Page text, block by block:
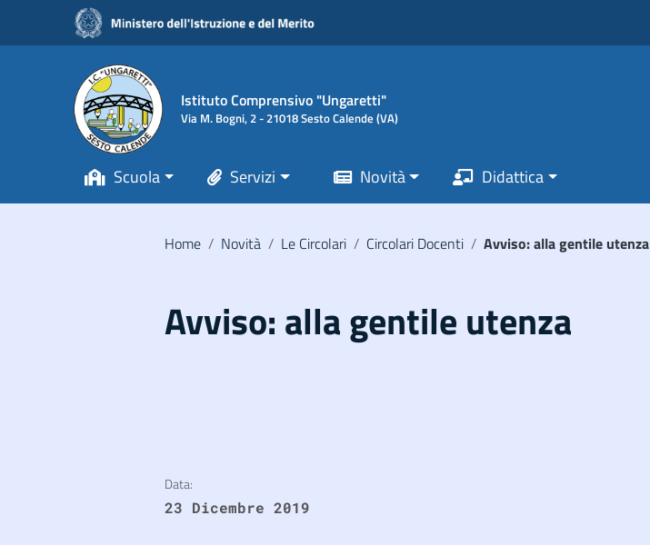
Vai ai contenuti
Vai al menu di navigazione
Vai al footer
Istituto Comprensivo "Ungaretti"
Via M. Bogni, 2 - 21018 Sesto Calende (VA)
Scuola Servizi Novità Didattica
Home / Novità / Le Circolari / Circolari Docenti / Avviso: alla gentile utenza
Avviso: alla gentile utenza
Data:
23 Dicembre 2019